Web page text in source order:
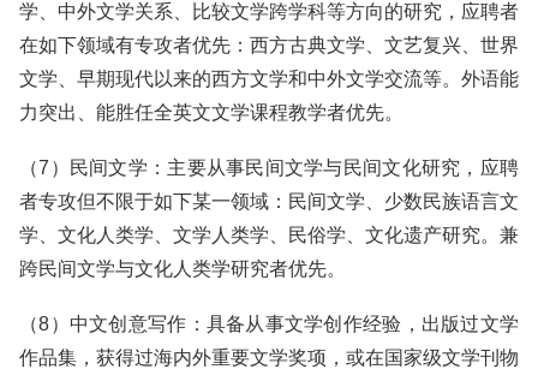
学、中外文学关系、比较文学跨学科等方向的研究，应聘者
在如下领域有专攻者优先：西方古典文学、文艺复兴、世界
文学、早期现代以来的西方文学和中外文学交流等。外语能
力突出、能胜任全英文文学课程教学者优先。
（7）民间文学：主要从事民间文学与民间文化研究，应聘
者专攻但不限于如下某一领域：民间文学、少数民族语言文
学、文化人类学、文学人类学、民俗学、文化遗产研究。兼
跨民间文学与文化人类学研究者优先。
（8）中文创意写作：具备从事文学创作经验，出版过文学
作品集，获得过海内外重要文学奖项，或在国家级文学刊物